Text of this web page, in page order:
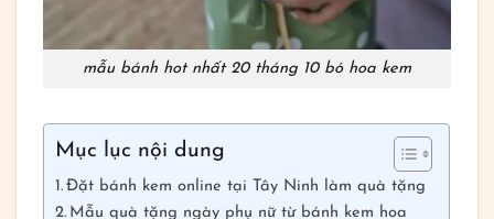
mẫu bánh hot nhất 20 tháng 10 bó hoa kem
Mục lục nội dung
Đặt bánh kem online tại Tây Ninh làm quà tặng
Mẫu quà tặng ngày phụ nữ từ bánh kem hoa